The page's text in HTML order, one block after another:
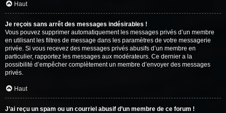
Haut
Je reçois sans arrêt des messages indésirables !
Vous pouvez supprimer automatiquement les messages privés d’un membre
en utilisant les filtres de message dans les paramètres de votre messagerie
privée. Si vous recevez des messages privés abusifs d’un membre en
particulier, rapportez les messages aux modérateurs. Ce dernier a la
possibilité d’empêcher complètement un membre d’envoyer des messages
privés.
Haut
J’ai reçu un spam ou un courriel abusif d’un membre de ce forum !